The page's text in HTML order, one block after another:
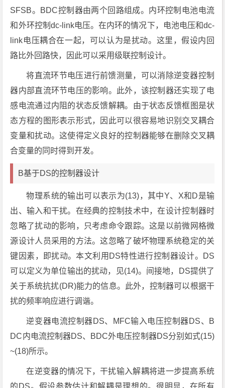
SFSB。BDC控制器由两个回路组成。内环控制电池电流
和外环控制dc-link电压。在内环的情况下，电池电压和dc-
link电压耦合在一起，可以认为是扰动。这里，假设内回
路比外回路快，因此可以采用级联控制设计。
将直流环节电压进行前馈测量，可以消除逆变器控制
器内部直流环节电压的影响。此外，该控制器还实现了电
感电流通过内阻的状态反馈解耦。由于状态反馈框图是状
态方程的图形表示形式，因此可以很容易地识别交叉耦合
变量和扰动。这使得定义良好的控制器能够在删除交叉耦
合变量的同时得到开发。
B基于DS的控制器设计
物理系统的输出可以表示为(13)，其中Y、X和D是输
出、输入和干扰。在经典的控制技术中，在设计控制器时
忽略了扰动的影响，只考虑命令跟踪。这是以前微网格微
源设计人员采用的方法。这忽略了破坏物理系统稳定的关
键因素，即扰动。本文利用DS特性进行控制器设计。DS
可以定义为单位输出的扰动，见(14)。间接地，DS提供了
关于系统抗扰(DR)能力的信息。此外，控制器可以根据干
扰的频率响应进行调谐。
逆变器电流控制器DS、MFC输入电压控制器DS、B
DC内电流控制器DS、BDC外电压控制器DS分别如式(15)
~(18)所示。
在逆变器的情况下，干扰输入解耦将进一步提高系统
的DS。假设参数估计和解耦是理想的。很明显，在所有